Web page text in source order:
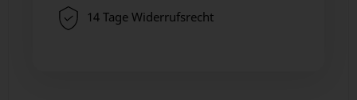
14 Tage Widerrufsrecht